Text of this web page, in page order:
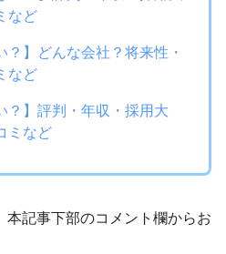
など
？】どんな会社？将来性・
など
？】評判・年収・採用大
ミなど
本記事下部のコメント欄からお